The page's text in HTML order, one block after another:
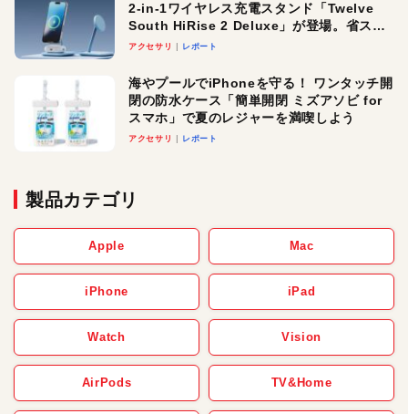
2-in-1ワイヤレス充電スタンド「Twelve
South HiRise 2 Deluxe」が登場。省スペ
ースでおしゃれに充電したい人にオスス
アクセサリ レポート
海やプールでiPhoneを守る！ ワンタッチ開
閉の防水ケース「簡単開閉 ミズアソビ for
スマホ」で夏のレジャーを満喫しよう
アクセサリ レポート
製品カテゴリ
Apple Mac
iPhone iPad
Watch Vision
AirPods TV&Home